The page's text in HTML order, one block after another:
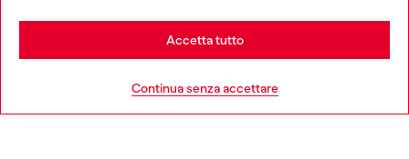
Continua senza accettare
Accetta tutto